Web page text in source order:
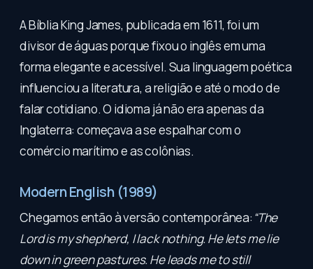
A Bíblia King James, publicada em 1611, foi um
divisor de águas porque fixou o inglês em uma
forma elegante e acessível. Sua linguagem poética
influenciou a literatura, a religião e até o modo de
falar cotidiano. O idioma já não era apenas da
Inglaterra: começava a se espalhar com o
comércio marítimo e as colônias.
Modern English (1989)
Chegamos então à versão contemporânea: “The
Lord is my shepherd, I lack nothing. He lets me lie
down in green pastures. He leads me to still